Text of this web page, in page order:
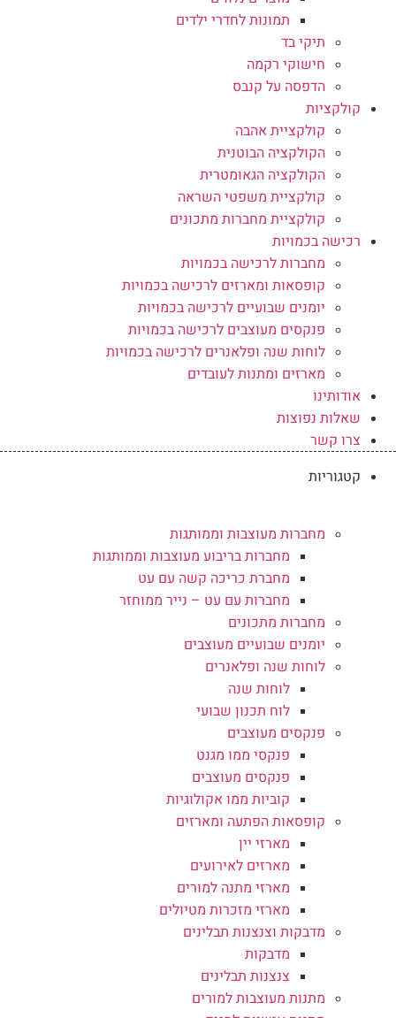
תמונות לחדרי ילדים
תיקי בד
חישוקי רקמה
הדפסה על קנבס
קולקציות
קולקציית אהבה
הקולקציה הבוטנית
הקולקציה הגאומטרית
קולקציית משפטי השראה
קולקציית מחברות מתכונים
רכישה בכמויות
מחברות לרכישה בכמויות
קופסאות ומארזים לרכישה בכמויות
יומנים שבועיים לרכישה בכמויות
פנקסים מעוצבים לרכישה בכמויות
לוחות שנה ופלאנרים לרכישה בכמויות
מארזים ומתנות לעובדים
אודותינו
שאלות נפוצות
צרו קשר
קטגוריות
מחברות מעוצבות וממותגות
מחברות בריבוע מעוצבות וממותגות
מחברת כריכה קשה עם עט
מחברות עם עט – נייר ממוחזר
מחברות מתכונים
יומנים שבועיים מעוצבים
לוחות שנה ופלאנרים
לוחות שנה
לוח תכנון שבועי
פנקסים מעוצבים
פנקסי ממו מגנט
פנקסים מעוצבים
קוביות ממו אקולוגיות
קופסאות הפתעה ומארזים
מארזי יין
מארזים לאירועים
מארזי מתנה למורים
מארזי מזכרות מטיולים
מדבקות וצנצנות תבלינים
מדבקות
צנצנות תבלינים
מתנות מעוצבות למורים